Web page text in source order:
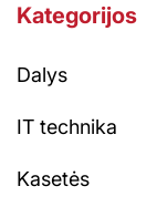
Kategorijos
Dalys
IT technika
Kasetės